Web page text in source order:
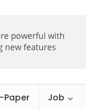
Paper Job